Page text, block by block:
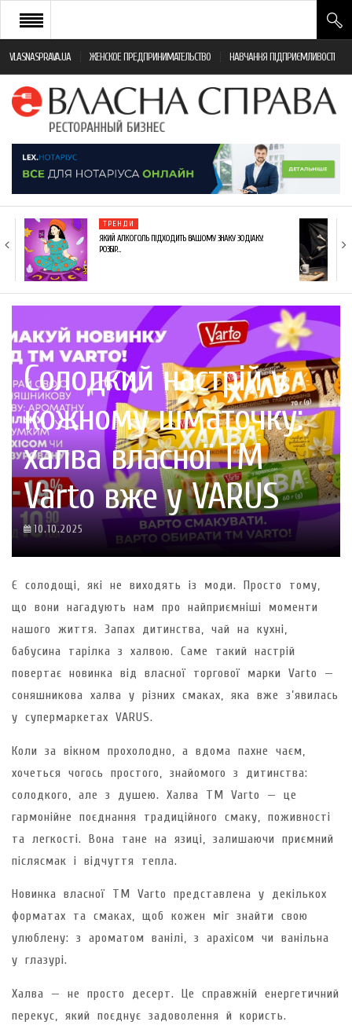
VLASNASPRAVA.UA ЖЕНСКОЕ ПРЕДПРИНИМАТЕЛЬСТВО НАВЧАННЯ ПІДПРИЄМЛИВОСТІ
НОВИНИ РЕСТОРАННОГО БІЗНЕСУ
ЯК ВІДКРИТИ ТА УСПІШНО КЕРУВАТИ
МОНІТОРИНГ ЗАКОНОДАВСТВА
ФРАНЧАЙЗИНГ
КНИГИ
ТРЕНДИ
ЯКИЙ АЛКОГОЛЬ ПІДХОДИТЬ ВАШОМУ ЗНАКУ ЗОДІАКУ:
РОЗБІР…
Солодкий настрій у
кожному шматочку:
халва власної ТМ
Varto вже у VARUS
10.10.2025
Є солодощі, які не виходять із моди. Просто тому,
що вони нагадують нам про найприємніші моменти
нашого життя. Запах дитинства, чай на кухні,
бабусина тарілка з халвою. Саме такий настрій
повертає новинка від власної торгової марки Varto —
соняшникова халва у різних смаках, яка вже з’явилась
у супермаркетах VARUS.
Коли за вікном прохолодно, а вдома пахне чаєм,
хочеться чогось простого, знайомого з дитинства:
солодкого, але з душею. Халва ТМ Varto — це
гармонійне поєднання традиційного смаку, поживності
та легкості. Вона тане на язиці, залишаючи приємний
післясмак і відчуття тепла.
Новинка власної ТМ Varto представлена у декількох
форматах та смаках, щоб кожен міг знайти свою
улюблену: з ароматом ванілі, з арахісом чи ванільна
у глазурі.
Халва — не просто десерт. Це справжній енергетичний
перекус, який поєднує задоволення й користь.